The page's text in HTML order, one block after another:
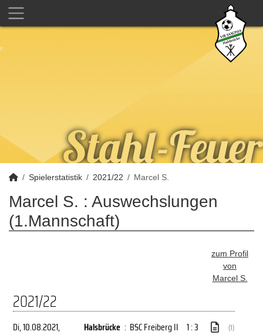
Spielerstatistik 2021/22 Marcel S.
Marcel S. : Auswechslungen
(1.Mannschaft)
zum Profil
von
Marcel S.
2021/22
Di, 10.08.2021, Halsbrücke : BSC Freiberg II 1 : 3 (1)